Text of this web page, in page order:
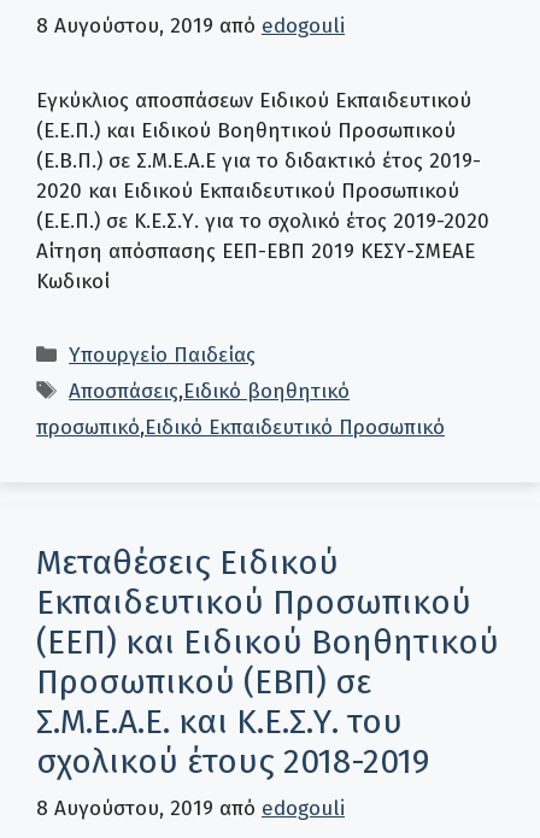
8 Αυγούστου, 2019 από edogouli
Εγκύκλιος αποσπάσεων Ειδικού Εκπαιδευτικού
(Ε.Ε.Π.) και Ειδικού Βοηθητικού Προσωπικού
(Ε.Β.Π.) σε Σ.Μ.Ε.Α.Ε για το διδακτικό έτος 2019-
2020 και Ειδικού Εκπαιδευτικού Προσωπικού
(Ε.Ε.Π.) σε Κ.Ε.Σ.Υ. για το σχολικό έτος 2019-2020
Αίτηση απόσπασης ΕΕΠ-ΕΒΠ 2019 ΚΕΣΥ-ΣΜΕΑΕ
Κωδικοί
Κατηγορίες
Υπουργείο Παιδείας
Ετικέτες
Αποσπάσεις,Ειδικό βοηθητικό
προσωπικό,Ειδικό Εκπαιδευτικό Προσωπικό
Μεταθέσεις Ειδικού
Εκπαιδευτικού Προσωπικού
(ΕΕΠ) και Ειδικού Βοηθητικού
Προσωπικού (ΕΒΠ) σε
Σ.Μ.Ε.Α.Ε. και Κ.Ε.Σ.Υ. του
σχολικού έτους 2018-2019
8 Αυγούστου, 2019 από edogouli